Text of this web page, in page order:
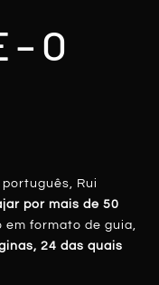
BORNFREEE
– O
Rui
por mais de 50
em formato de guia,
24 das quais